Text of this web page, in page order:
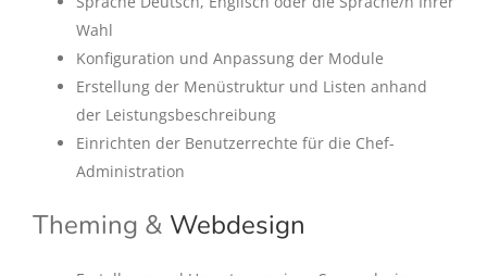
Wahl
Konfiguration und Anpassung der Module
Erstellung der Menüstruktur und Listen anhand
der Leistungsbeschreibung
Einrichten der Benutzerrechte für die Chef-
Administration
Theming & Webdesign